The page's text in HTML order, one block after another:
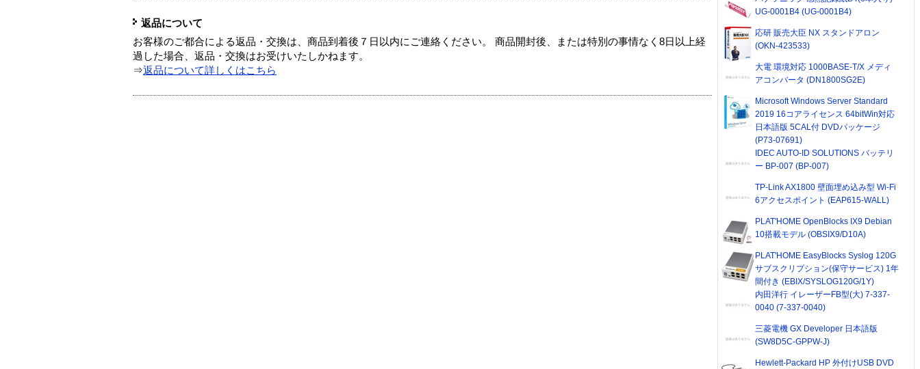
返品について
お客様のご都合による返品・交換は、商品到着後７日以内にご連絡ください。 商品開封後、または特別の事情なく8日以上経
過した場合、返品・交換はお受けいたしかねます。
⇒返品について詳しくはこちら
UG-0001B4 (UG-0001B4)
応研 販売大臣 NX スタンドアロン
(OKN-423533)
大電 環境対応 1000BASE-T/X メディ
アコンバータ (DN1800SG2E)
Microsoft Windows Server Standard
2019 16コアライセンス 64bitWin対応
日本語版 5CAL付 DVDパッケージ
(P73-07691)
IDEC AUTO-ID SOLUTIONS バッテリ
ー BP-007 (BP-007)
TP-Link AX1800 壁面埋め込み型 Wi-Fi
6アクセスポイント (EAP615-WALL)
PLAT'HOME OpenBlocks IX9 Debian
10搭載モデル (OBSIX9/D10A)
PLAT'HOME EasyBlocks Syslog 120G
サブスクリプション(保守サービス) 1年
間付き (EBIX/SYSLOG120G/1Y)
内田洋行 イレーザーFB型(大) 7-337-
0040 (7-337-0040)
三菱電機 GX Developer 日本語版
(SW8D5C-GPPW-J)
Hewlett-Packard HP 外付けUSB DVD